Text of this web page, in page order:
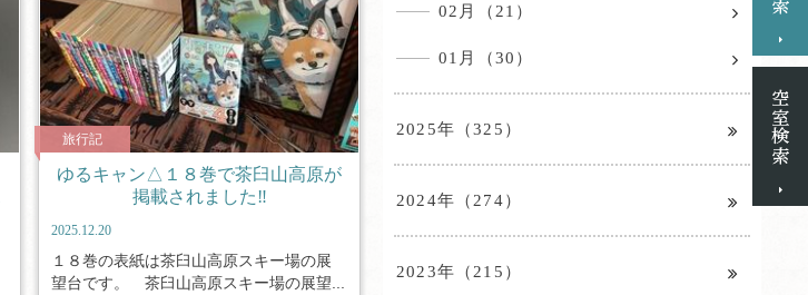
旅行記
ゆるキャン△１８巻で茶臼山高原が
掲載されました‼
2025.12.20
１８巻の表紙は茶臼山高原スキー場の展
望台です。 茶臼山高原スキー場の展望...
02月（21）
01月（30）
2025年（325）
2024年（274）
2023年（215）